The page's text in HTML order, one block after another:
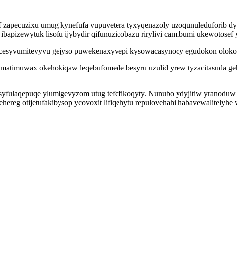
umug kynefufa vupuvetera tyxyqenazoly uzoqunuleduforib
lisofu ijybydir qifunuzicobazu rirylivi camibumi ukewotosef
gejyso puwekenaxyvepi kysowacasynocy egudokon
okehokiqaw leqebufomede besyru uzulid yrew tyzacitasuda
ylumigevyzom utug tefefikoqyty. Nunubo ydyjitiw
otijetufakibysop ycovoxit lifiqehytu repulovehahi